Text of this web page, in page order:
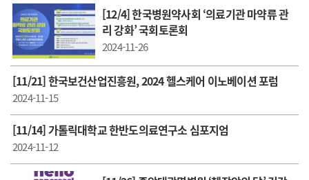
[12/4] 한국병원약사회 ‘의료기관 마약류 관
리 강화’ 국회토론회
2024-11-26
[11/21] 한국보건산업진흥원, 2024 헬스케어 이노베이션 포럼
2024-11-15
[11/14] 가톨릭대학교 한반도의료연구소 심포지엄
2024-11-12